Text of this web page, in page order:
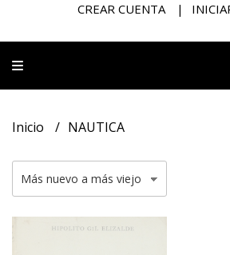
CREAR CUENTA
Inicio NAUTICA